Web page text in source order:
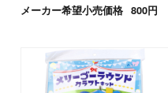
メーカー希望小売価格 800円